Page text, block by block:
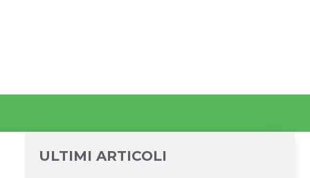
ULTIMI ARTICOLI